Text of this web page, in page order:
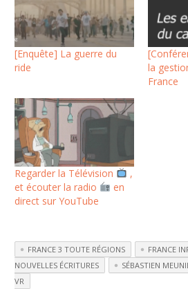
[Enquête] La guerre du
ride
la
France
Regarder la Télévision
,
et écouter la radio
en
direct sur YouTube
FRANCE 3 TOUTE RÉGIONS FRANCE
NOUVELLES ÉCRITURES
SÉBASTIEN
VR